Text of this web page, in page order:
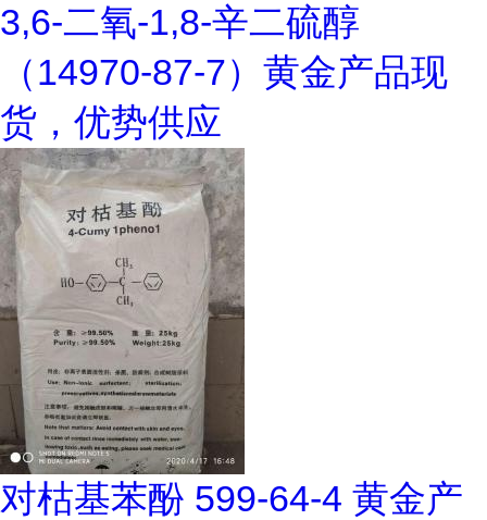
3,6-二氧-1,8-辛二硫醇
（14970-87-7）黄金产品现
货，优势供应
对枯基苯酚 599-64-4 黄金产